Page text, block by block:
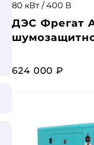
80 кВт / 400 В
ДЭС Фрегат
624 000 ₽